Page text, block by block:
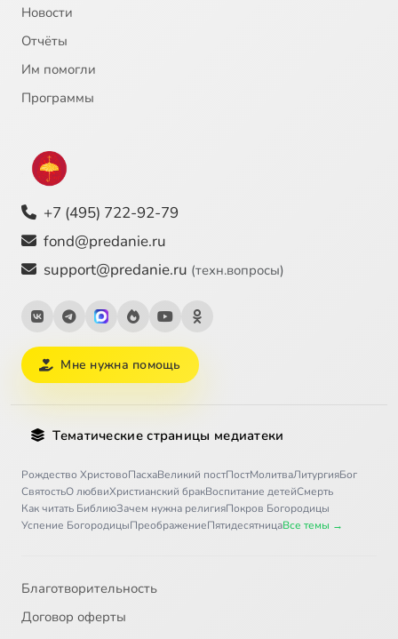
Новости
Отчёты
Им помогли
Программы
+7 (495) 722-92-79
fond@predanie.ru
support@predanie.ru (техн.вопросы)
Мне нужна помощь
Тематические страницы медиатеки
Рождество ХристовоПасхаВеликий постПостМолитваЛитургияБог
СвятостьО любвиХристианский бракВоспитание детейСмерть
Как читать БиблиюЗачем нужна религияПокров Богородицы
Успение БогородицыПреображениеПятидесятницаВсе темы →
Благотворительность
Договор оферты